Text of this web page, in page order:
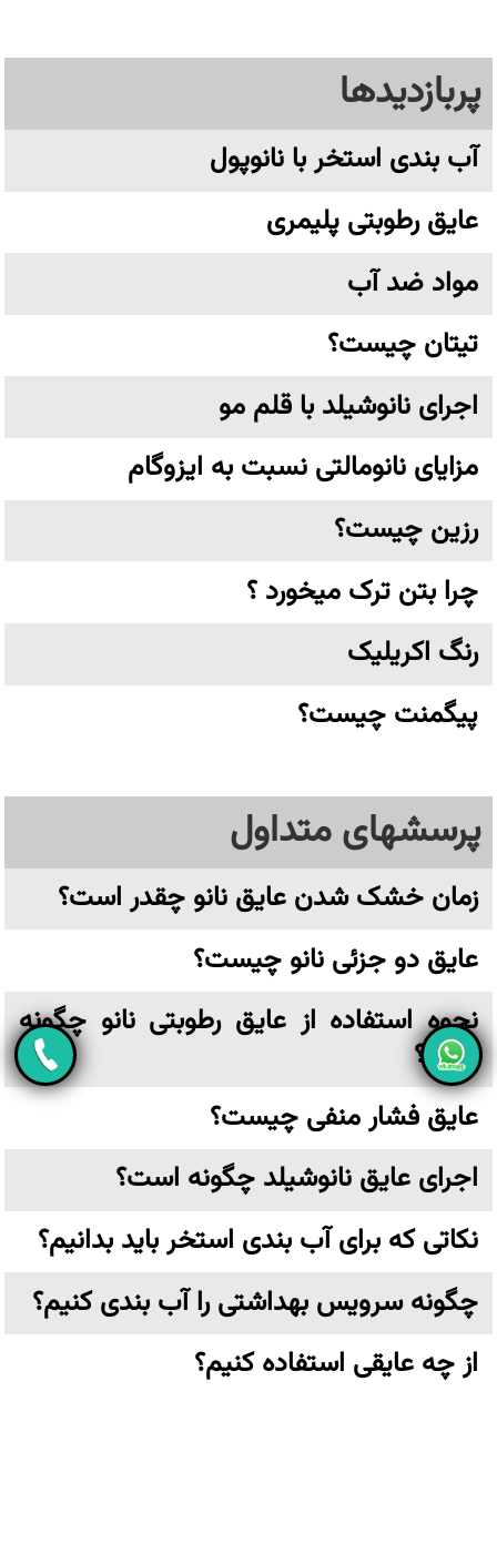
پربازدیدها
آب بندی استخر با نانوپول
عایق رطوبتی پلیمری
مواد ضد آب
تیتان چیست؟
اجرای نانوشیلد با قلم مو
مزایای نانومالتی نسبت به ایزوگام
رزین چیست؟
چرا بتن ترک میخورد ؟
رنگ اکریلیک
پیگمنت چیست؟
پرسشهای متداول
زمان خشک شدن عایق نانو چقدر است؟
عایق دو جزئی نانو چیست؟
نحوه استفاده از عایق رطوبتی نانو چگونه
است؟
عایق فشار منفی چیست؟
اجرای عایق نانوشیلد چگونه است؟
نکاتی که برای آب بندی استخر باید بدانیم؟
چگونه سرویس بهداشتی را آب بندی کنیم؟
از چه عایقی استفاده کنیم؟